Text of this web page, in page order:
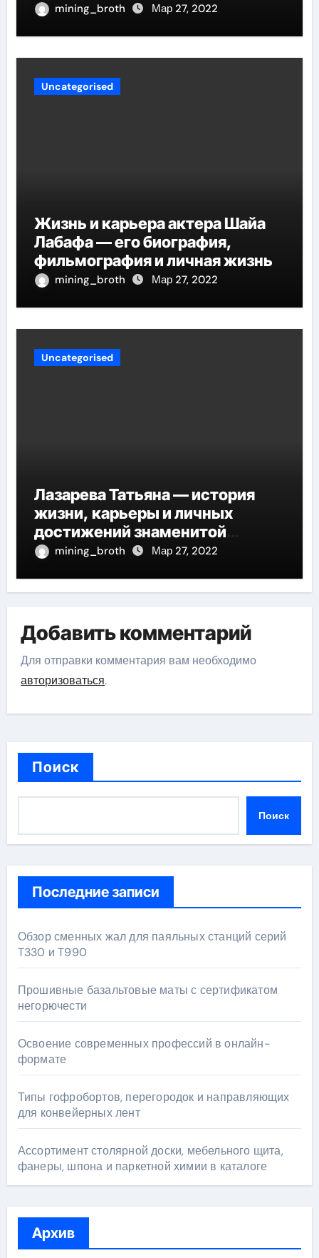
mining_broth Мар 27, 2022
Uncategorised
Жизнь и карьера актера Шайа
Лабафа — его биография,
фильмография и личная жизнь
mining_broth Мар 27, 2022
Uncategorised
Лазарева Татьяна — история
жизни, карьеры и личных
достижений знаменитой
актрисы, восходящей на олимп
mining_broth Мар 27, 2022
Добавить комментарий
Для отправки комментария вам необходимо
авторизоваться.
Поиск
Поиск
Последние записи
Обзор сменных жал для паяльных станций серий
T330 и T990
Прошивные базальтовые маты с сертификатом
негорючести
Освоение современных профессий в онлайн-
формате
Типы гофробортов, перегородок и направляющих
для конвейерных лент
Ассортимент столярной доски, мебельного щита,
фанеры, шпона и паркетной химии в каталоге
Архив